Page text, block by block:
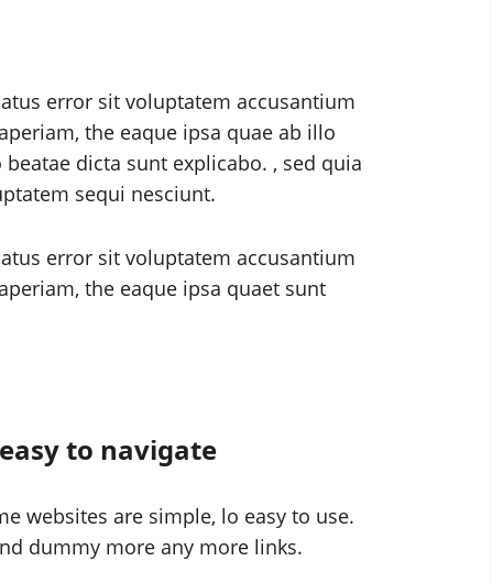
error sit voluptatem accusantium
the eaque ipsa quae ab illo
dicta sunt explicabo. , sed quia
sequi nesciunt.
error sit voluptatem accusantium
the eaque ipsa quaet sunt
to navigate
websites are simple, lo easy to use.
dummy more any more links.